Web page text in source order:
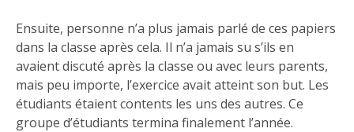
Ensuite, personne n’a plus jamais parlé de ces papiers
dans la classe après cela. Il n’a jamais su s’ils en
avaient discuté après la classe ou avec leurs parents,
mais peu importe, l’exercice avait atteint son but. Les
étudiants étaient contents les uns des autres. Ce
groupe d’étudiants termina finalement l’année.